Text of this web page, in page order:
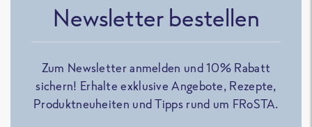
Newsletter bestellen
Zum Newsletter anmelden und 10% Rabatt
sichern! Erhalte exklusive Angebote, Rezepte,
Produktneuheiten und Tipps rund um FRoSTA.